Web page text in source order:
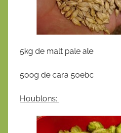
5kg de malt pale ale
500g de cara 50ebc
Houblons: